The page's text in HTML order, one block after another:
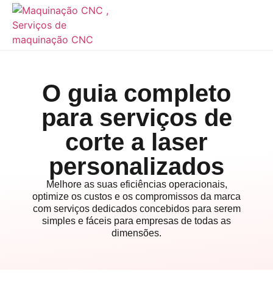
O guia completo
para serviços de
corte a laser
personalizados
Melhore as suas eficiências operacionais,
optimize os custos e os compromissos da marca
com serviços dedicados concebidos para serem
simples e fáceis para empresas de todas as
dimensões.